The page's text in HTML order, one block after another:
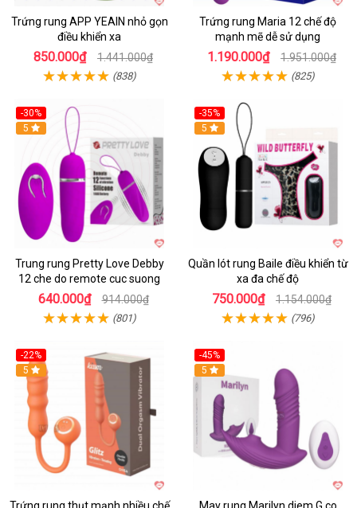
Trứng rung APP YEAIN nhỏ gọn
điều khiển xa
850.000₫ 1.441.000₫
(838)
Trứng rung Maria 12 chế độ
mạnh mẽ dễ sử dụng
1.190.000₫ 1.951.000₫
(825)
-30%
Hot
5
Trung rung Pretty Love Debby
12 che do remote cuc suong
640.000₫ 914.000₫
(801)
-35%
Hot
5
Quần lót rung Baile điều khiển từ
xa đa chế độ
750.000₫ 1.154.000₫
(796)
-22%
Hot
5
Trứng rung thụt mạnh nhiều chế
-45%
Hot
5
May rung Marilyn diem G co